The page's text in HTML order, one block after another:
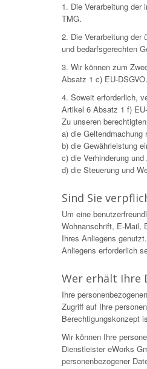
1. Die Verarbeitung der
TMG.
2. Die Verarbeitung der
und bedarfsgerechten
3. Wir können zum
Absatz 1 c) EU-DSGVO.
4. Soweit erforderlich,
Artikel 6 Absatz 1 f)
Zu unseren
a) die
b) die Gewährleistung
c) die Verhinderung
d) die Steuerung und
Sind Sie
Um eine
Wohnanschrift, E-Mail,
Ihres Anliegens
Anliegens erforderlich
Wer erhält Ihre
Ihre
Zugriff auf Ihre
Berechtigungskonzept
Wir können Ihre
Dienstleister eWorks
personenbezogener